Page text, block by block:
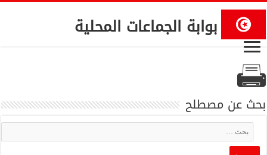
بوابة الجماعات المحلية
بحث عن مصطلح